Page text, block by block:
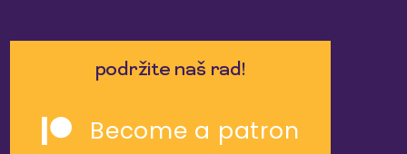
podržite naš rad!
Become a patron